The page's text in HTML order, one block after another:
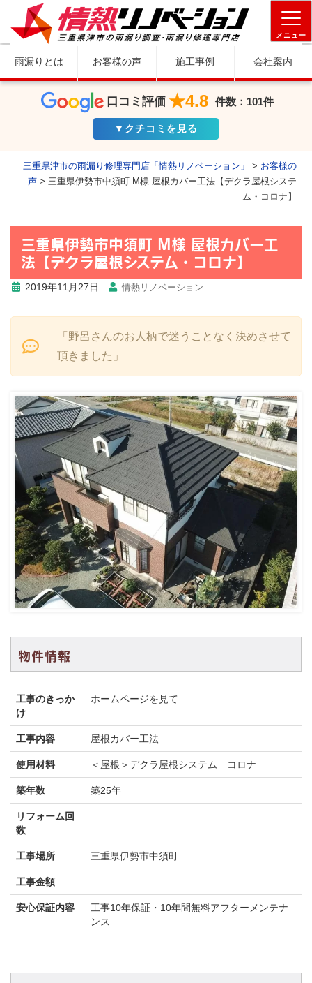
メニュー
雨漏りとは お客様の声 施工事例 会社案内
口コミ評価 ★4.8 件数：101件
▼クチコミを見る
三重県津市の雨漏り修理専門店「情熱リノベーション」 > お客様の
声> 三重県伊勢市中須町 M様 屋根カバー工法【デクラ屋根システ
ム・コロナ】
三重県伊勢市中須町 M様 屋根カバー工
法【デクラ屋根システム・コロナ】
2019年11月27日 情熱リノベーション
「野呂さんのお人柄で迷うことなく決めさせて
頂きました」
物件情報
工事のきっか
け
ホームページを見て
工事内容 屋根カバー工法
使用材料 ＜屋根＞デクラ屋根システム コロナ
築年数 築25年
リフォーム回
数
工事場所 三重県伊勢市中須町
工事金額
安心保証内容
工事10年保証・10年間無料アフターメンテナ
ンス